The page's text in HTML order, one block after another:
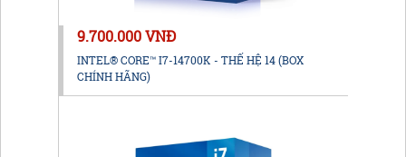
9.700.000 VNĐ
INTEL® CORE™ I7-14700K - THẾ HỆ 14 (BOX
CHÍNH HÃNG)